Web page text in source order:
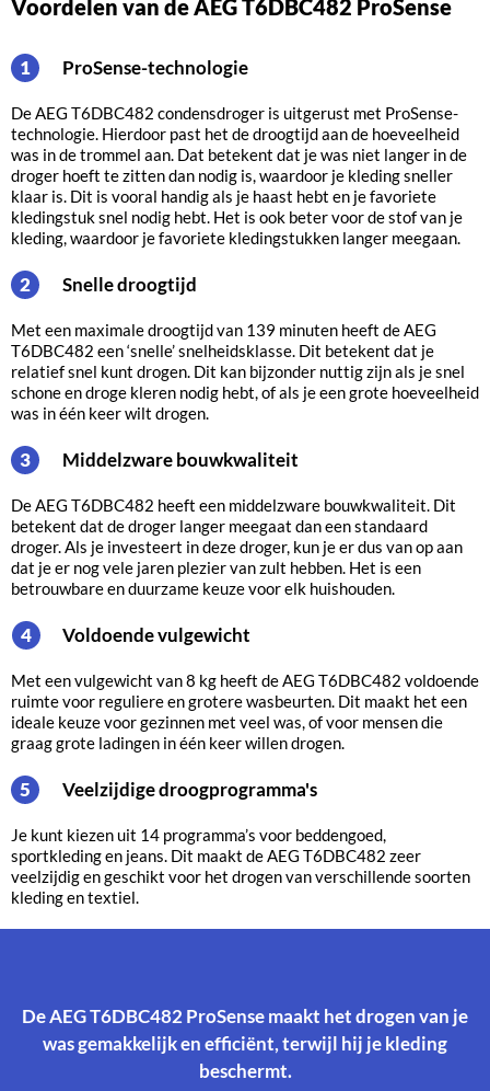
Voordelen van de AEG T6DBC482 ProSense
1 ProSense-technologie
De AEG T6DBC482 condensdroger is uitgerust met ProSense-
technologie. Hierdoor past het de droogtijd aan de hoeveelheid
was in de trommel aan. Dat betekent dat je was niet langer in de
droger hoeft te zitten dan nodig is, waardoor je kleding sneller
klaar is. Dit is vooral handig als je haast hebt en je favoriete
kledingstuk snel nodig hebt. Het is ook beter voor de stof van je
kleding, waardoor je favoriete kledingstukken langer meegaan.
2 Snelle droogtijd
Met een maximale droogtijd van 139 minuten heeft de AEG
T6DBC482 een ‘snelle’ snelheidsklasse. Dit betekent dat je
relatief snel kunt drogen. Dit kan bijzonder nuttig zijn als je snel
schone en droge kleren nodig hebt, of als je een grote hoeveelheid
was in één keer wilt drogen.
3 Middelzware bouwkwaliteit
De AEG T6DBC482 heeft een middelzware bouwkwaliteit. Dit
betekent dat de droger langer meegaat dan een standaard
droger. Als je investeert in deze droger, kun je er dus van op aan
dat je er nog vele jaren plezier van zult hebben. Het is een
betrouwbare en duurzame keuze voor elk huishouden.
4 Voldoende vulgewicht
Met een vulgewicht van 8 kg heeft de AEG T6DBC482 voldoende
ruimte voor reguliere en grotere wasbeurten. Dit maakt het een
ideale keuze voor gezinnen met veel was, of voor mensen die
graag grote ladingen in één keer willen drogen.
5 Veelzijdige droogprogramma's
Je kunt kiezen uit 14 programma’s voor beddengoed,
sportkleding en jeans. Dit maakt de AEG T6DBC482 zeer
veelzijdig en geschikt voor het drogen van verschillende soorten
kleding en textiel.
De AEG T6DBC482 ProSense maakt het drogen van je
was gemakkelijk en efficiënt, terwijl hij je kleding
beschermt.